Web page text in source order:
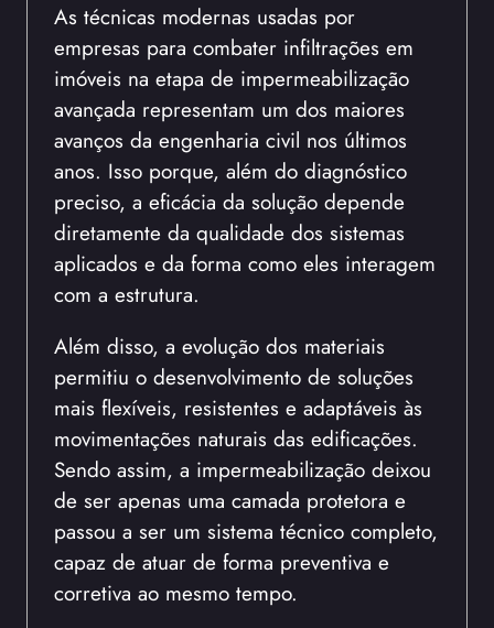
As técnicas modernas usadas por
empresas para combater infiltrações em
imóveis na etapa de impermeabilização
avançada representam um dos maiores
avanços da engenharia civil nos últimos
anos. Isso porque, além do diagnóstico
preciso, a eficácia da solução depende
diretamente da qualidade dos sistemas
aplicados e da forma como eles interagem
com a estrutura.
Além disso, a evolução dos materiais
permitiu o desenvolvimento de soluções
mais flexíveis, resistentes e adaptáveis às
movimentações naturais das edificações.
Sendo assim, a impermeabilização deixou
de ser apenas uma camada protetora e
passou a ser um sistema técnico completo,
capaz de atuar de forma preventiva e
corretiva ao mesmo tempo.